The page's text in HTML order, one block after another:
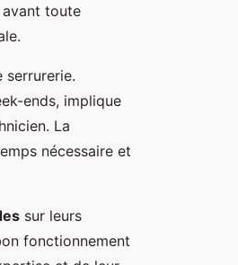
avant toute
serrurerie.
ends, implique
La
nécessaire et
sur leurs
fonctionnement